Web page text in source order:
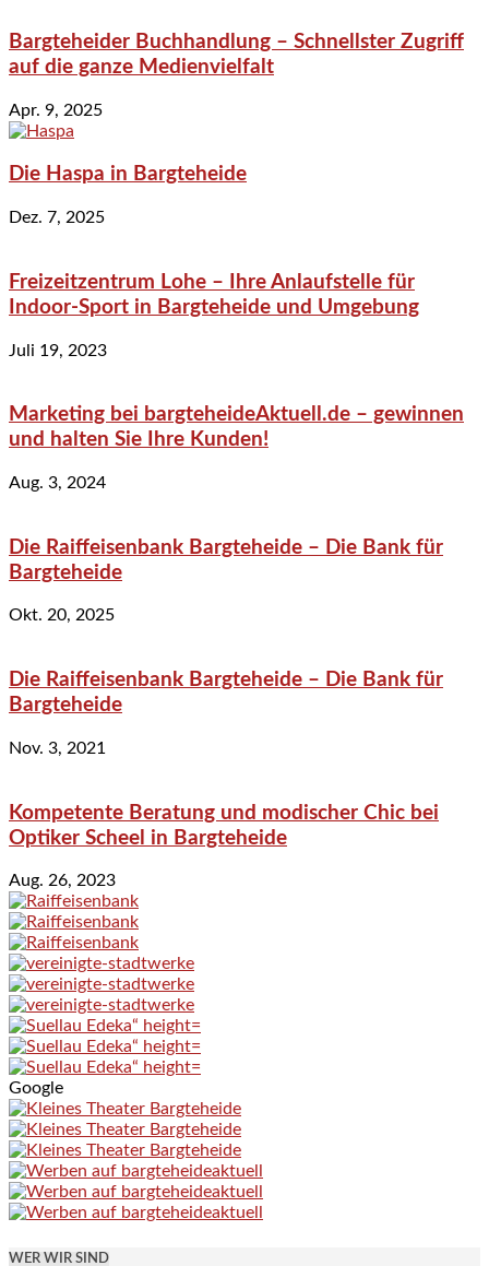
Bargteheider Buchhandlung – Schnellster Zugriff
auf die ganze Medienvielfalt
Apr. 9, 2025
Die Haspa in Bargteheide
Dez. 7, 2025
Freizeitzentrum Lohe – Ihre Anlaufstelle für
Indoor-Sport in Bargteheide und Umgebung
Juli 19, 2023
Marketing bei bargteheideAktuell.de – gewinnen
und halten Sie Ihre Kunden!
Aug. 3, 2024
Die Raiffeisenbank Bargteheide – Die Bank für
Bargteheide
Okt. 20, 2025
Die Raiffeisenbank Bargteheide – Die Bank für
Bargteheide
Nov. 3, 2021
Kompetente Beratung und modischer Chic bei
Optiker Scheel in Bargteheide
Aug. 26, 2023
Google
WER WIR SIND